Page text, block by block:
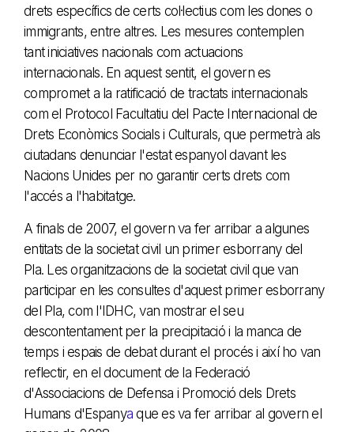
drets específics de certs col·lectius com les dones o
immigrants, entre altres. Les mesures contemplen
tant iniciatives nacionals com actuacions
internacionals. En aquest sentit, el govern es
compromet a la ratificació de tractats internacionals
com el Protocol Facultatiu del Pacte Internacional de
Drets Econòmics Socials i Culturals, que permetrà als
ciutadans denunciar l'estat espanyol davant les
Nacions Unides per no garantir certs drets com
l'accés a l'habitatge.
A finals de 2007, el govern va fer arribar a algunes
entitats de la societat civil un primer esborrany del
Pla. Les organitzacions de la societat civil que van
participar en les consultes d'aquest primer esborrany
del Pla, com l'IDHC, van mostrar el seu
descontentament per la precipitació i la manca de
temps i espais de debat durant el procés i així ho van
reflectir, en el document de la Federació
d'Associacions de Defensa i Promoció dels Drets
Humans d'Espanya que es va fer arribar al govern el